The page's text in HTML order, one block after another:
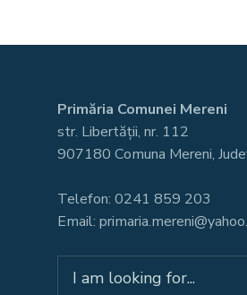
Primăria Comunei Mereni
str. Libertății, nr. 112
907180 Comuna Mereni,
Telefon: 0241 859 203
Email:
for: